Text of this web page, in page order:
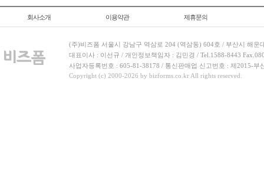
회사소개 이용약관 제휴문의
(주)비즈폼 서울시 강남구 역삼로 204 (역삼동) 604호 / 부산시 해운
대표이사 : 이선규 / 개인정보책임자 : 김민경 / Tel.1588-8443
사업자등록번호 : 605-81-38178 / 통신판매업 신고번호 : 제2015-부
Copyright (c) 2000-2026 by bizforms.co.kr All rights reserved.